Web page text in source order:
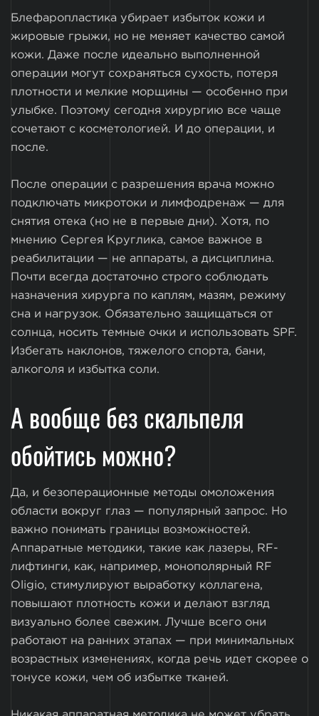
Блефаропластика убирает избыток кожи и
жировые грыжи, но не меняет качество самой
кожи. Даже после идеально выполненной
операции могут сохраняться сухость, потеря
плотности и мелкие морщины — особенно при
улыбке. Поэтому сегодня хирургию все чаще
сочетают с косметологией. И до операции, и
после.
После операции с разрешения врача можно
подключать микротоки и лимфодренаж — для
снятия отека (но не в первые дни). Хотя, по
мнению Сергея Круглика, самое важное в
реабилитации — не аппараты, а дисциплина.
Почти всегда достаточно строго соблюдать
назначения хирурга по каплям, мазям, режиму
сна и нагрузок. Обязательно защищаться от
солнца, носить темные очки и использовать SPF.
Избегать наклонов, тяжелого спорта, бани,
алкоголя и избытка соли.
А вообще без скальпеля
обойтись можно?
Да, и безоперационные методы омоложения
области вокруг глаз — популярный запрос. Но
важно понимать границы возможностей.
Аппаратные методики, такие как лазеры, RF-
лифтинги, как, например, монополярный RF
Oligio, стимулируют выработку коллагена,
повышают плотность кожи и делают взгляд
визуально более свежим. Лучше всего они
работают на ранних этапах — при минимальных
возрастных изменениях, когда речь идет скорее о
тонусе кожи, чем об избытке тканей.